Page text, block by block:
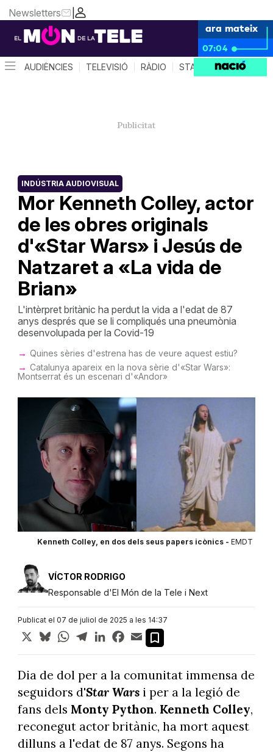
|
Newsletters
ara mateix
07:04
AUDIÈNCIES TELEVISIÓ RÀDIO STAR SYSTEM
Mor Kenneth Colley, actor
de les obres originals
d'«Star Wars» i Jesús de
Natzaret a «La vida de
Brian»
INDÚSTRIA AUDIOVISUAL
L'intèrpret britànic ha perdut la vida a l'edat de 87
anys després que se li compliqués una pneumònia
desenvolupada per la Covid-19
Quines sèries d'estrena has de veure aquest estiu?
Catalunya apareix en la nova sèrie d'«Star Wars»:
Montserrat és un escenari d'«Andor»
Kenneth Colley, en dos dels seus papers icònics - EMDT
VÍCTOR RODRIGO
Responsable d'El Món de la Tele i Next
Publicat el 07 de juliol de 2025 a les 14:37
X BlueskyWhatsApp
TelegramLinkedInFacebook
Email
Dia de dol per a la comunitat immensa de
seguidors d'Star Warsi per a la legió de
fans dels Monty Python. Kenneth Colley,
reconegut actor britànic, ha mort aquest
dilluns a l'edat de 87 anys. Segons ha